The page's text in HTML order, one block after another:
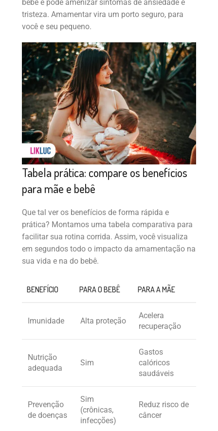
bebê e pode amenizar sintomas de ansiedade e
tristeza. Amamentar vira um porto seguro, para
você e seu pequeno.
Tabela prática: compare os benefícios
para mãe e bebê
Que tal ver os benefícios de forma rápida e
prática? Montamos uma tabela comparativa para
facilitar sua rotina corrida. Assim, você visualiza
em segundos todo o impacto da amamentação na
sua vida e na do bebê.
BENEFÍCIO PARA O BEBÊ PARA A MÃE
Imunidade Alta proteção
Acelera
recuperação
Nutrição
adequada
Sim
Gastos
calóricos
saudáveis
Prevenção
de doenças
Sim
(crônicas,
infecções)
Reduz risco de
câncer